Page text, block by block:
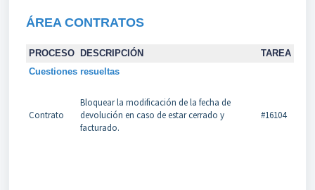
ÁREA CONTRATOS
PROCESO DESCRIPCIÓN
TAREA
Cuestiones resueltas
Contrato
Bloquear la modificación de la fecha de
devolución en caso de estar cerrado y
facturado.
#16104